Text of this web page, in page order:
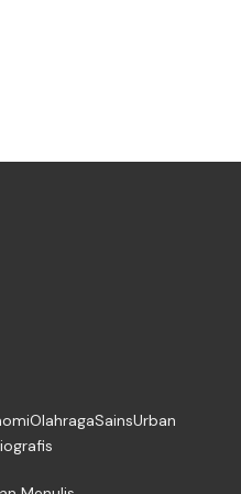
OlahragaSainsUrban